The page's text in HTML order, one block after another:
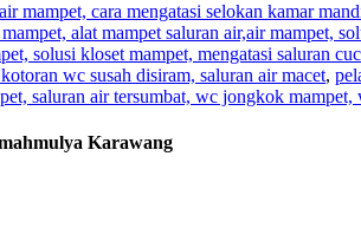
mampet, cara mengatasi selokan kamar
alat mampet saluran air,air mampet,
solusi kloset mampet, mengatasi saluran
wc susah disiram, saluran air macet,
saluran air tersumbat, wc jongkok mampet,
Karawang